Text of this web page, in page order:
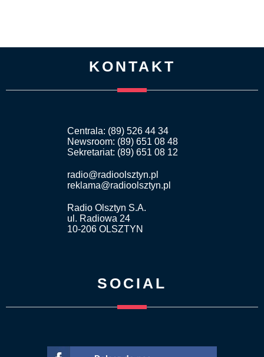
KONTAKT
Centrala: (89) 526 44 34
Newsroom: (89) 651 08 48
Sekretariat: (89) 651 08 12
radio@radioolsztyn.pl
reklama@radioolsztyn.pl
Radio Olsztyn S.A.
ul. Radiowa 24
10-206 OLSZTYN
SOCIAL